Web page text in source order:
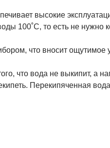
высокие
100˚С, то есть не нужно
что вносит ощутимое
что вода не выкипит, а
Перекипяченная